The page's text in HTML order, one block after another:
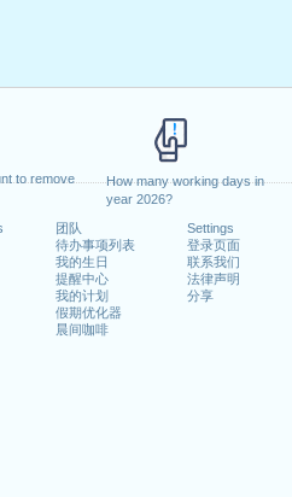
to remove
How many working days in
year 2026?
团队
待办事项列表
我的生日
提醒中心
我的计划
假期优化器
晨间咖啡
Settings
登录页面
联系我们
法律声明
分享